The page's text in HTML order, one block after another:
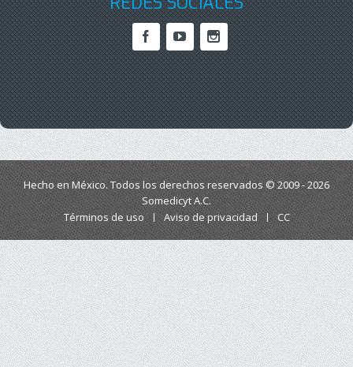
Hecho en México. Todos los derechos reservados © 2009 - 2026
Somedicyt A.C.
Términos de uso
Aviso de privacidad CC